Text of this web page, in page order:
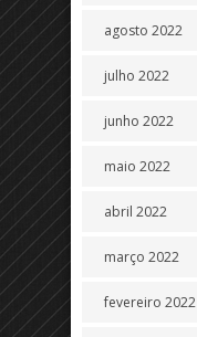
agosto 2022
julho 2022
junho 2022
maio 2022
abril 2022
março 2022
fevereiro 2022